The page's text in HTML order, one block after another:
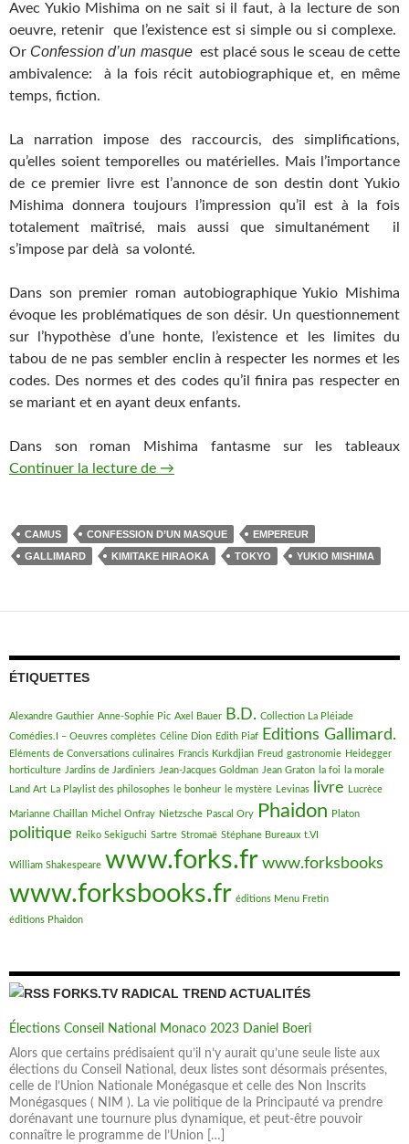
Avec Yukio Mishima on ne sait si il faut, à la lecture de son
oeuvre, retenir que l’existence est si simple ou si complexe.
Or Confession d’un masqueest placé sous le sceau de cette
ambivalence: à la fois récit autobiographique et, en même
temps, fiction.
La narration impose des raccourcis, des simplifications,
qu’elles soient temporelles ou matérielles. Mais l’importance
de ce premier livre est l’annonce de son destin dont Yukio
Mishima donnera toujours l’impression qu’il est à la fois
totalement maîtrisé, mais aussi que simultanément il
s’impose par delà sa volonté.
Dans son premier roman autobiographique Yukio Mishima
évoque les problématiques de son désir. Un questionnement
sur l’hypothèse d’une honte, l’existence et les limites du
tabou de ne pas sembler enclin à respecter les normes et les
codes. Des normes et des codes qu’il finira pas respecter en
se mariant et en ayant deux enfants.
Dans son roman Mishima fantasme sur les tableaux
Continuer la lecture de Que retenir de « Confession d’un
→
CAMUS CONFESSION D’UN MASQUE
EMPEREUR
GALLIMARD
KIMITAKE HIRAOKA TOKYO YUKIO MISHIMA
ÉTIQUETTES
Alexandre Gauthier Anne-Sophie Pic Axel Bauer B.D. Collection La Pléiade
Comédies.I – Oeuvres complètes Céline Dion Edith Piaf Editions Gallimard.
Eléments de Conversations culinaires Francis Kurkdjian Freud gastronomie Heidegger
horticulture Jardins de Jardiniers Jean-Jacques Goldman Jean Graton la foi
la morale
Land Art La Playlist des philosophes le bonheur le mystère Levinas livre Lucrèce
Marianne Chaillan Michel Onfray Nietzsche Pascal Ory Phaidon Platon
politique Reiko Sekiguchi Sartre Stromaë Stéphane Bureaux t.VI
William Shakespeare www.forks.fr www.forksbooks
www.forksbooks.fr éditions Menu Fretin
éditions Phaidon
FORKS.TV RADICAL TREND ACTUALITÉS
Élections Conseil National Monaco 2023 Daniel Boeri
Alors que certains prédisaient qu’il n’y aurait qu’une seule liste aux
élections du Conseil National, deux listes sont désormais présentes,
celle de l’Union Nationale Monégasque et celle des Non Inscrits
Monégasques ( NIM ). La vie politique de la Principauté va prendre
dorénavant une tournure plus dynamique, et peut-être pouvoir
connaître le programme de l’Union […]